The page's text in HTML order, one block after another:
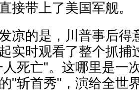
接带上了美国军舰。
凉的是，川普事后得
实时观看了整个抓捕
死亡"。这哪里是一
"斩首秀"，演给全世